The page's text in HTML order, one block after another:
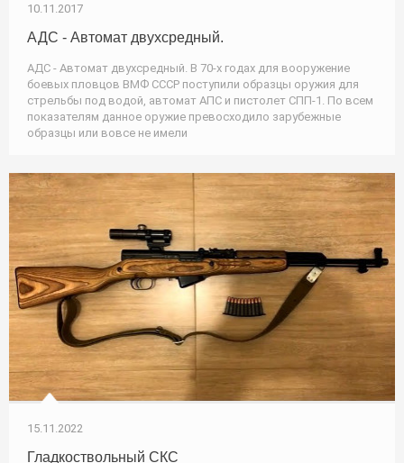
10.11.2017
АДС - Автомат двухсредный.
АДС - Автомат двухсредный. В 70-х годах для вооружение
боевых пловцов ВМФ СССР поступили образцы оружия для
стрельбы под водой, автомат АПС и пистолет СПП-1. По всем
показателям данное оружие превосходило зарубежные
образцы или вовсе не имели
15.11.2022
Гладкоствольный СКС